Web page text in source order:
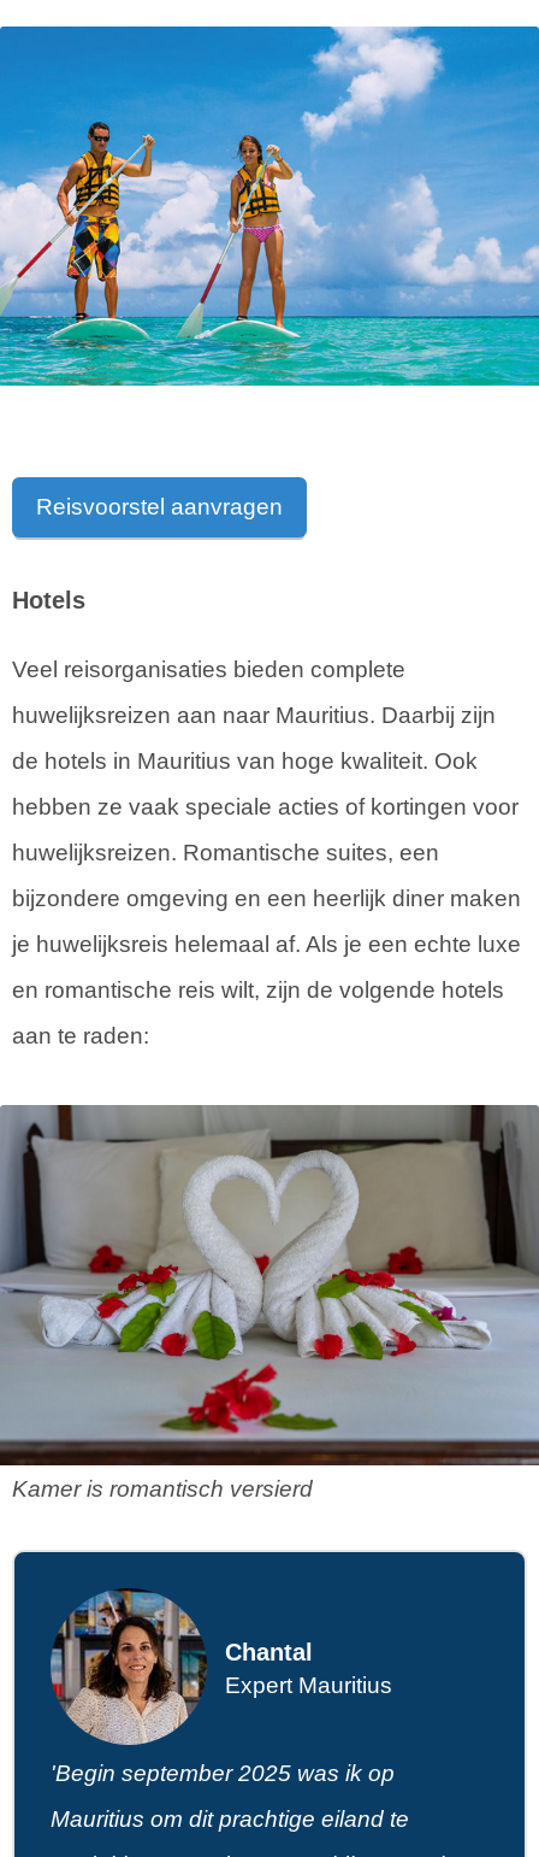
Reisvoorstel aanvragen
Hotels
Veel reisorganisaties bieden complete
huwelijksreizen aan naar Mauritius. Daarbij zijn
de hotels in Mauritius van hoge kwaliteit. Ook
hebben ze vaak speciale acties of kortingen voor
huwelijksreizen. Romantische suites, een
bijzondere omgeving en een heerlijk diner maken
je huwelijksreis helemaal af. Als je een echte luxe
en romantische reis wilt, zijn de volgende hotels
aan te raden:
Kamer is romantisch versierd
Chantal
Expert Mauritius
'Begin september 2025 was ik op
Mauritius om dit prachtige eiland te